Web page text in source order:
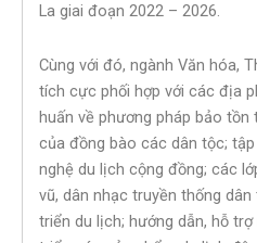
La giai đoạn 2022 – 2026.
Cùng với đó, ngành Văn hóa,
tích cực phối hợp với các địa
huấn về phương pháp bảo tồn
của đồng bào các dân tộc;
nghệ du lịch cộng đồng; các
vũ, dân nhạc truyền thống
triển du lịch; hướng dẫn, hỗ